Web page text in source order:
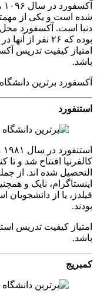
شده است و یکی از
دنیا است. آکسفورد
بوده که ۲۶
باشد.
آکسفورد برترین
استنفورد
کالفرنیا افتتاح شد و تا
التحصیل شده اند. از
فیلدز، یا از دانشجویان
بودند.
باشد.
کمبریج